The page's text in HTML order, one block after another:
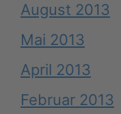
August 2013
Mai 2013
April 2013
Februar 2013